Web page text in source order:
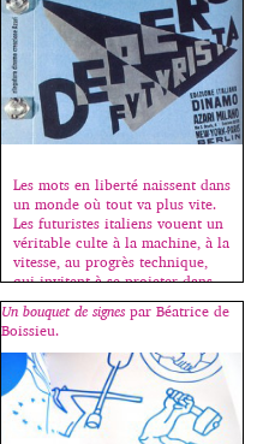
rapport d’échelle, une relation
entre le corps et l’objet. Avant
l’imprimerie, la lecture se fait
souvent en “face à face” : le
livre, souvent […]
Les mots en liberté naissent dans
un monde où tout va plus vite.
Les futuristes italiens vouent un
véritable culte à la machine, à la
vitesse, au progrès technique,
qui invitent à se projeter dans
l’avenir et modifient non
seulement la production, mais
aussi le comportement
individuel et la sensation même
de l’univers. L’inspiration
futuriste […]
Un bouquet de signespar Béatrice de
Boissieu.